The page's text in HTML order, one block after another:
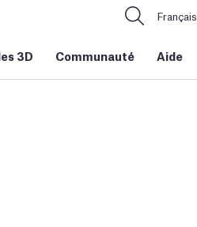
Français
3D Communauté Aide